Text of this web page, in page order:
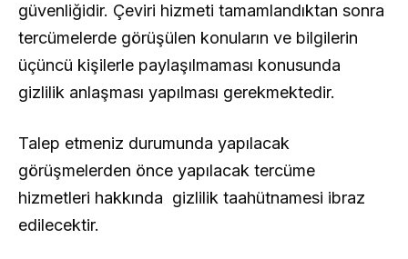
güvenliğidir. Çeviri hizmeti tamamlandıktan sonra
tercümelerde görüşülen konuların ve bilgilerin
üçüncü kişilerle paylaşılmaması konusunda
gizlilik anlaşması yapılması gerekmektedir.
Talep etmeniz durumunda yapılacak
görüşmelerden önce yapılacak tercüme
hizmetleri hakkında gizlilik taahütnamesi ibraz
edilecektir.